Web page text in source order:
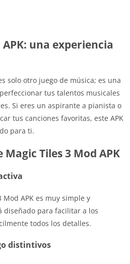
una experiencia
solo otro juego de música; es una
tus talentos musicales
Si eres un aspirante a pianista o
tus canciones favoritas, este APK
para ti.
Tiles 3 Mod APK
APK es muy simple y
diseñado para facilitar a los
todos los detalles.
distintivos